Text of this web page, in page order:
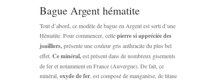
Bague Argent hématite
Tout d’abord, ce modèle de bague en Argent est serti d’une
Hématite. Pour commencer, cettepierre si appréciée des
joailliers,présente une couleur gris anthracite du plus bel
effet. Ce minéral,est présent dans de nombreux gisements
de fer et notamment en France (Auvergne). De fait, ce
minéral,oxyde de fer, est composé de manganèse, de titane